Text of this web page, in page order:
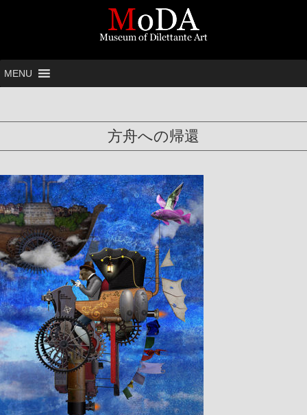
MENU
方舟への帰還